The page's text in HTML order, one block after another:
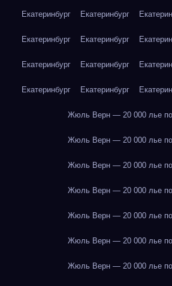
Екатеринбург Екатеринбург
Екатеринбург Екатеринбург
Екатеринбург Екатеринбург
Екатеринбург Екатеринбург
Жюль Верн — 20 000 лье
Жюль Верн — 20 000 лье
Жюль Верн — 20 000 лье
Жюль Верн — 20 000 лье
Жюль Верн — 20 000 лье
Жюль Верн — 20 000 лье
Жюль Верн — 20 000 лье